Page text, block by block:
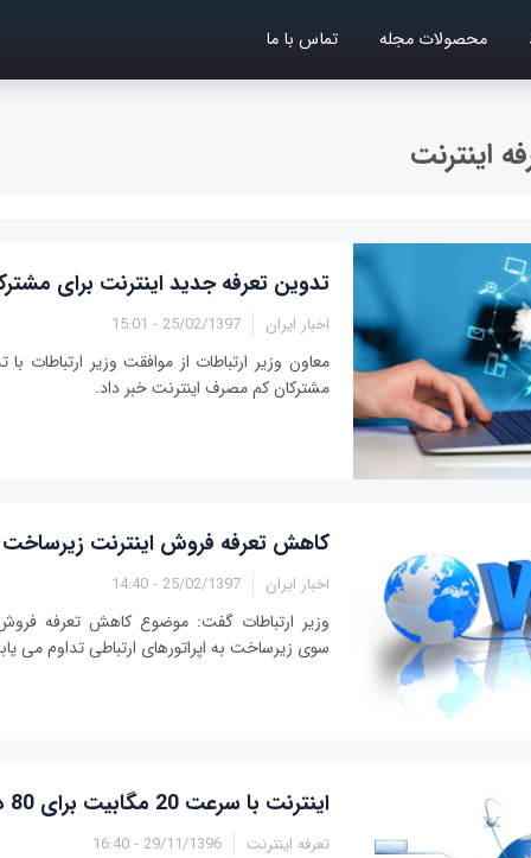
محصولات مجله تماس با ما
اینترنت
تدوین تعرفه جدید اینترنت برای
اخبار ایران 25/02/1397 - 15:01
معاون وزیر ارتباطات از موافقت وزیر ارتباطات
مشترکان کم مصرف اینترنت خبر داد.
کاهش تعرفه فروش اینترنت زیرساخت
اخبار ایران 25/02/1397 - 14:40
وزیر ارتباطات گفت: موضوع کاهش تعرفه فروش
سوی زیرساخت به اپراتورهای ارتباطی تداوم می
اینترنت با سرعت 20 مگابیت برای 80 درصد خانوارها
تعرفه اینترنت 29/11/1396 - 16:40